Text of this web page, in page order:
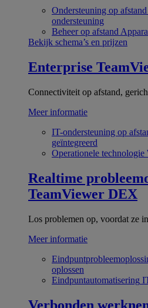
Ondersteuning op afstand
ondersteuning
Beheer op afstand
Bekijk schema’s en prijzen
Enterprise
Connectiviteit op afstand,
Meer informatie
IT-ondersteuning op
geïntegreerd
Operationele technologie
Realtime
TeamViewer DEX
Los problemen op, voordat ze
Meer informatie
oplossen
Eindpuntautomatisering
Verbonden